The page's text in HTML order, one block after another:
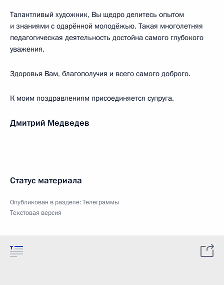
Талантливый художник, Вы щедро делитесь опытом
и знаниями с одарённой молодёжью. Такая многолетняя
педагогическая деятельность достойна самого глубокого
уважения.
Здоровья Вам, благополучия и всего самого доброго.
К моим поздравлениям присоединяется супруга.
Дмитрий Медведев
Статус материала
Опубликован в разделе:Телеграммы
Текстовая версия